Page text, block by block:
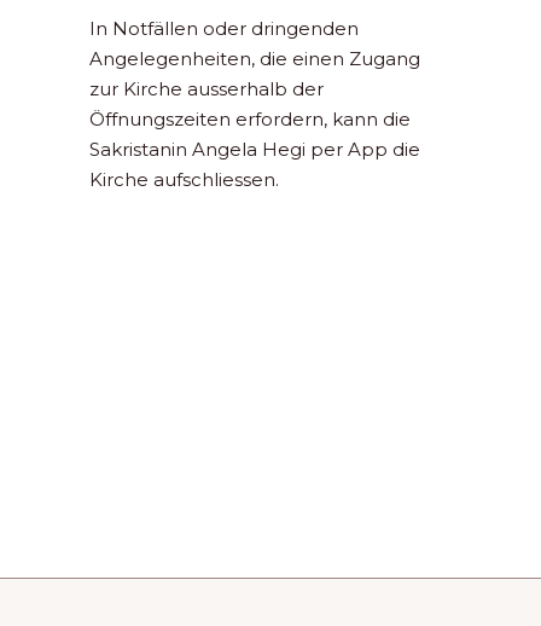
In Notfällen oder dringenden
Angelegenheiten, die einen Zugang
zur Kirche ausserhalb der
Öffnungszeiten erfordern, kann die
Sakristanin Angela Hegi per App die
Kirche aufschliessen.